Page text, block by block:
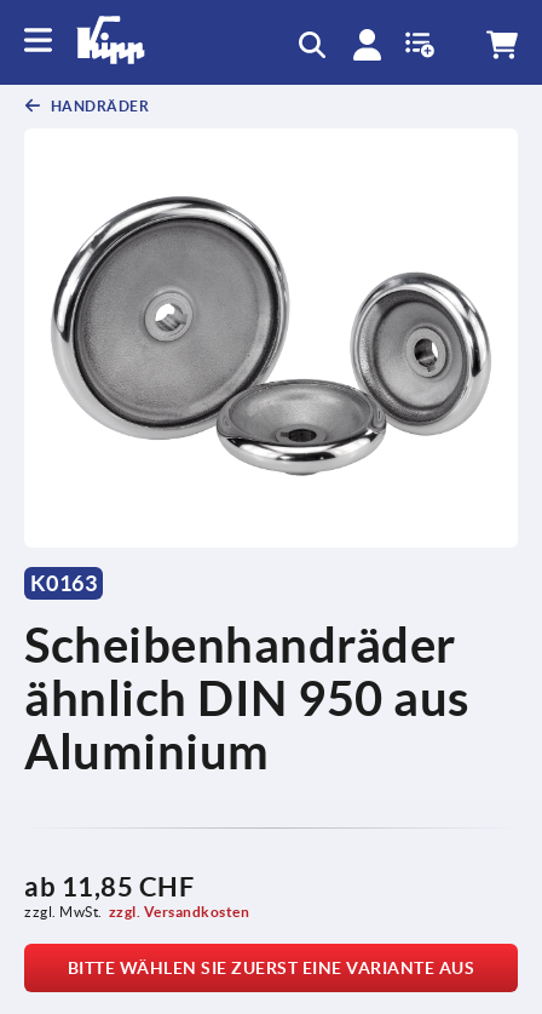
HANDRÄDER
K0163
Scheibenhandräder
ähnlich DIN 950 aus
Aluminium
ab 11,85 CHF
zzgl. MwSt. zzgl. Versandkosten
BITTE WÄHLEN SIE ZUERST EINE VARIANTE AUS